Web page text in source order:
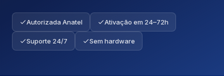
Autorizada Anatel Ativação em 24–72h
Suporte 24/7 Sem hardware